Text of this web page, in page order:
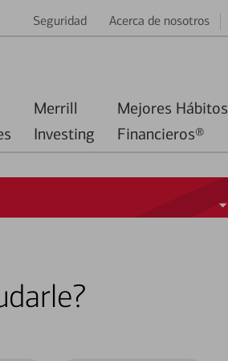
Seguridad Acerca de nosotros
Merrill
Investing
Mejores Hábitos
Financieros®